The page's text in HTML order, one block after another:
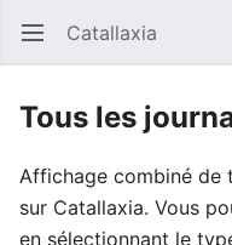
Ouvrir le menu principal Catallaxia
Tous les
Affichage combiné de
sur Catallaxia. Vous
en sélectionnant le